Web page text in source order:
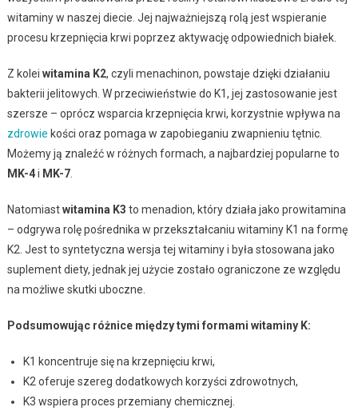
witaminy w naszej diecie. Jej najważniejszą rolą jest wspieranie
procesu krzepnięcia krwi poprzez aktywację odpowiednich białek.
Z kolei witamina K2, czyli menachinon, powstaje dzięki działaniu
bakterii jelitowych. W przeciwieństwie do K1, jej zastosowanie jest
szersze – oprócz wsparcia krzepnięcia krwi, korzystnie wpływa na
zdrowie kości oraz pomaga w zapobieganiu zwapnieniu tętnic.
Możemy ją znaleźć w różnych formach, a najbardziej popularne to
MK-4i MK-7.
Natomiastwitamina K3 to menadion, który działa jako prowitamina
– odgrywa rolę pośrednika w przekształcaniu witaminy K1 na formę
K2. Jest to syntetyczna wersja tej witaminy i była stosowana jako
suplement diety, jednak jej użycie zostało ograniczone ze względu
na możliwe skutki uboczne.
Podsumowując różnice między tymi formami witaminy K:
K1 koncentruje się na krzepnięciu krwi,
K2 oferuje szereg dodatkowych korzyści zdrowotnych,
K3 wspiera proces przemiany chemicznej.